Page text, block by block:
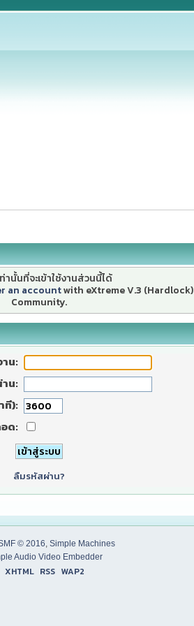
านั้นที่จะเข้าใช้งานส่วนนี้ได้
an accountwith eXtreme V.3 (Hardlock)
Community.
น:
น:
ที):
ด:
ลืมรหัสผ่าน?
© 2016, Simple Machines
Audio Video Embedder
XHTML RSS WAP2